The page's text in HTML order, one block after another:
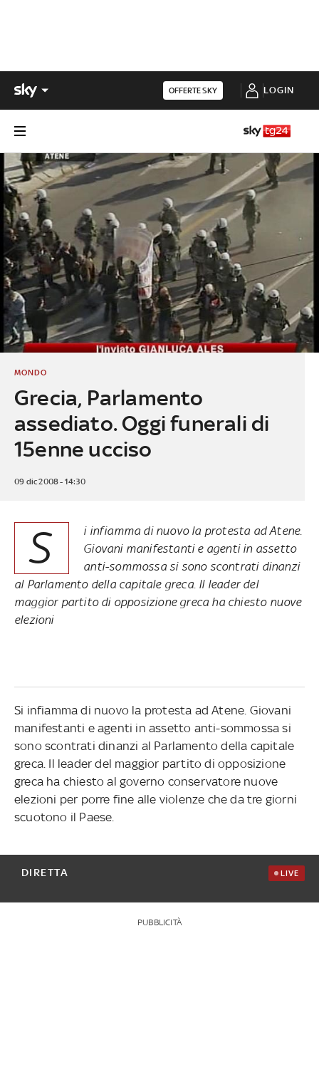
OFFERTE SKY LOGIN
Grecia, Parlamento
assediato. Oggi funerali di
15enne ucciso
MONDO
09 dic 2008 - 14:30
S
i infiamma di nuovo la protesta ad Atene.
Giovani manifestanti e agenti in assetto
anti-sommossa si sono scontrati dinanzi
al Parlamento della capitale greca. Il leader del
maggior partito di opposizione greca ha chiesto nuove
elezioni
Si infiamma di nuovo la protesta ad Atene. Giovani
manifestanti e agenti in assetto anti-sommossa si
sono scontrati dinanzi al Parlamento della capitale
greca. Il leader del maggior partito di opposizione
greca ha chiesto al governo conservatore nuove
elezioni per porre fine alle violenze che da tre giorni
scuotono il Paese.
DIRETTA LIVE
PUBBLICITÀ